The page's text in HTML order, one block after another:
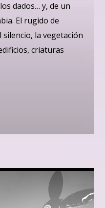
dados… y, de un
El rugido de
la vegetación
criaturas